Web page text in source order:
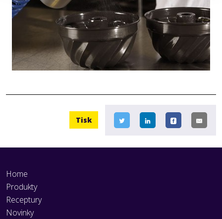
Tisk
Home
Produkty
Receptury
Novinky